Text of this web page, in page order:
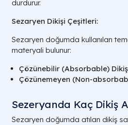
durdurur.
Sezaryen Dikişi Çeşitleri:
Sezaryen doğumda kullanılan
materyali bulunur:
Çözünebilir (Absorbable)
Çözünemeyen (Non-
Sezeryanda Kaç Dikiş
Sezaryen doğumda atılan dikiş